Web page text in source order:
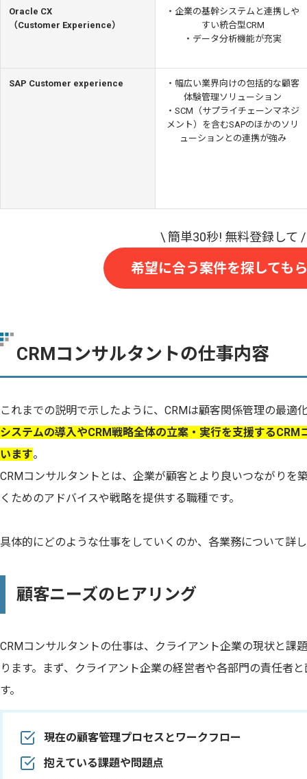
Oracle CX
（Customer Experience）
・企業の基幹システムと連携しや
すい統合型CRM
・データ分析機能が充実
SAP Customer experience
・幅広い業界向けの包括的な顧客
体験管理ソリューション
・SCM（サプライチェーンマネジ
メント）を含むSAPのほかのソリ
ューションとの連携が強み
希望に合う案件を探しても
CRMコンサルタントの仕事内容
これまでの説明で示したように、CRMは顧客関係管理の最適
システムの導入やCRM戦略全体の立案・実行を支援するCRM
います。
CRMコンサルタントとは、企業が顧客とより良いつながりを
くためのアドバイスや戦略を提供する職種です。
具体的にどのような仕事をしていくのか、各業務について詳
顧客ニーズのヒアリング
CRMコンサルタントの仕事は、クライアント企業の現状と課
ります。まず、クライアント企業の経営者や各部門の責任者
す。
現在の顧客管理プロセスとワークフロー
抱えている課題や問題点